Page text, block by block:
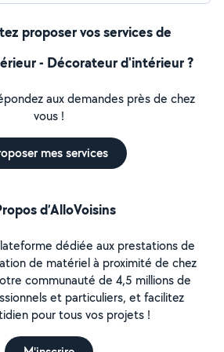
et les pratiques responsables
et créer une atmosphère qui
aujourd'hui pour commencer votre
proposer vos services de
- Décorateur d'intérieur ?
aux demandes près de chez
vous !
mes services
d’AlloVoisins
dédiée aux prestations de
de matériel à proximité de chez
communauté de 4,5 millions de
et particuliers, et facilitez
pour tous vos projets !